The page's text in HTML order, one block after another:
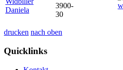
Daniela
3900-
30
drucken nach oben
Quicklinks